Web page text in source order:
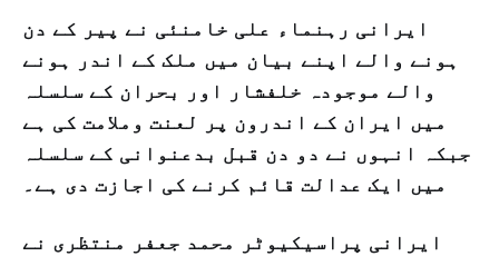
ایرانی رہنماء علی خامنئی نے پیر کے دن
ہونے والے اپنے بیان میں ملک کے اندر ہونے
والے موجودہ خلفشار اور بحران کے سلسلہ
میں ایران کے اندرون پر لعنت وملامت کی ہے
جبکہ انہوں نے دو دن قبل بدعنوانی کے سلسلہ
میں ایک عدالت قائم کرنے کی اجازت دی ہے۔
ایرانی پراسیکیوٹر محمد جعفر منتظری نے